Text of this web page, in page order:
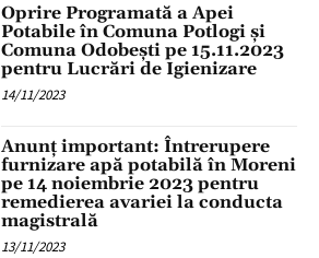
Oprire Programată a Apei
Potabile în Comuna Potlogi și
Comuna Odobești pe 15.11.2023
pentru Lucrări de Igienizare
14/11/2023
Anunț important: Întrerupere
furnizare apă potabilă în Moreni
pe 14 noiembrie 2023 pentru
remedierea avariei la conducta
magistrală
13/11/2023